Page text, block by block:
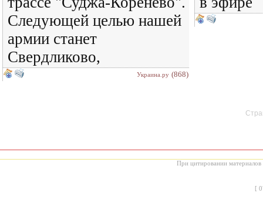
Следующей целью нашей
армии станет
Свердликово,
Украина.ру (868)
При цитировании материалов
[